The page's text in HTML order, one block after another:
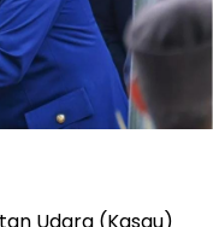
Udara (Kasau)